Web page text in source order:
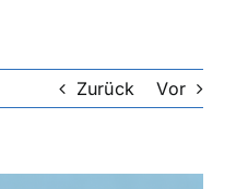
Zurück Vor